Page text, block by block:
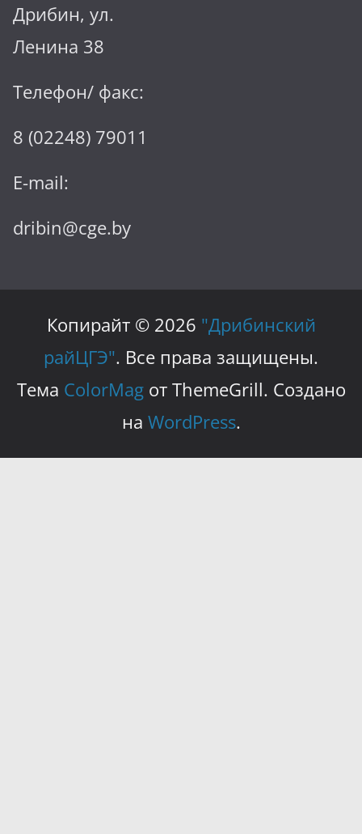
Дрибин, ул.
Ленина 38
Телефон/ факс:
8 (02248) 79011
E-mail:
dribin@cge.by
Копирайт © 2026 "Дрибинский
райЦГЭ". Все права защищены.
Тема ColorMagот ThemeGrill. Создано
на WordPress.